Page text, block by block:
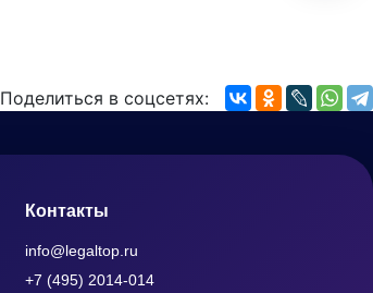
Поделиться в соцсетях:
Контакты
info@legaltop.ru
+7 (495) 2014-014